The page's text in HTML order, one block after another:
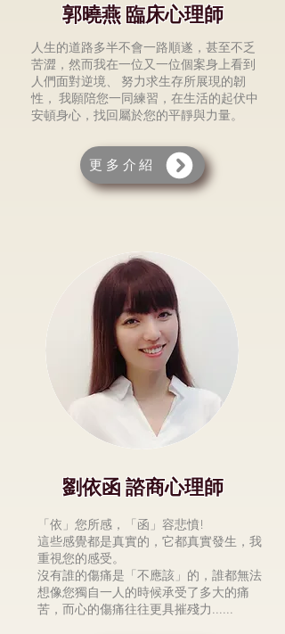
郭曉燕 臨床心理師
⼈⽣的道路多半不會⼀路順遂，甚⾄不乏
苦澀，然⽽我在⼀位⼜⼀位個案⾝上看到
⼈們⾯對逆境、 努⼒求⽣存所展現的韌
性， 我願陪您⼀同練習，在⽣活的起伏中
安頓⾝⼼，找回屬於您的平靜與⼒量。
更多介紹
劉依函 諮商心理師
「依」您所感，「函」容悲憤!
這些感覺都是真實的，它都真實發生，我
重視您的感受。
沒有誰的傷痛是「不應該」的，誰都無法
想像您獨自一人的時候承受了多大的痛
苦，而心的傷痛往往更具摧殘力......